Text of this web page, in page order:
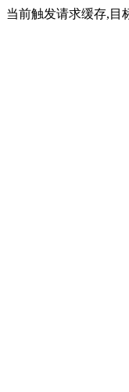
当前触发请求缓存,目